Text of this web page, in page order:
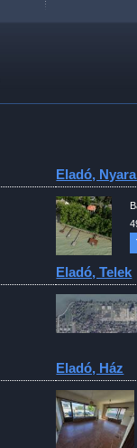
Eladó,
Eladó, Telek
Eladó, Ház